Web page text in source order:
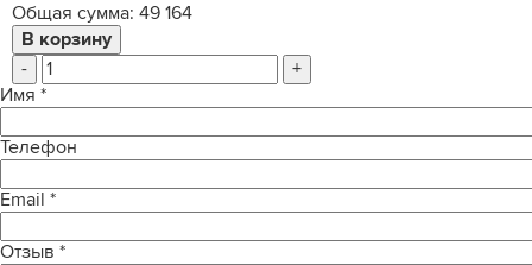
Общая сумма: 49 164
-
+
Имя *
Телефон
Email *
Отзыв *